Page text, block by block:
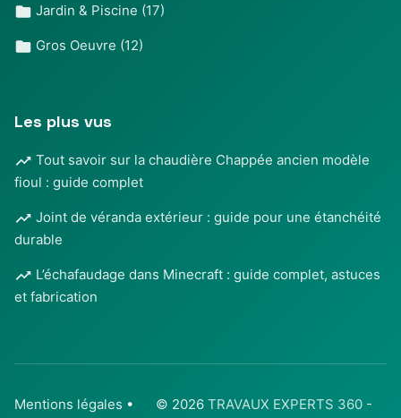
Jardin & Piscine (17)
Gros Oeuvre (12)
Les plus vus
Tout savoir sur la chaudière Chappée ancien modèle
fioul : guide complet
Joint de véranda extérieur : guide pour une étanchéité
durable
L’échafaudage dans Minecraft : guide complet, astuces
et fabrication
Mentions légales •
© 2026TRAVAUX EXPERTS 360 -